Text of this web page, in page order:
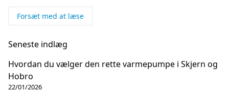
Forsæt med at læse
Seneste indlæg
Hvordan du vælger den rette varmepumpe i Skjern og
Hobro
22/01/2026